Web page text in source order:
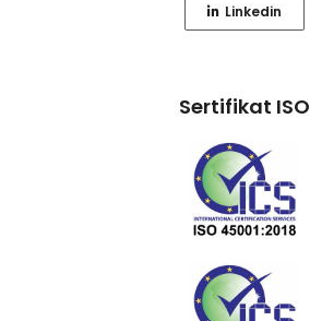
Linkedin
Sertifikat ISO